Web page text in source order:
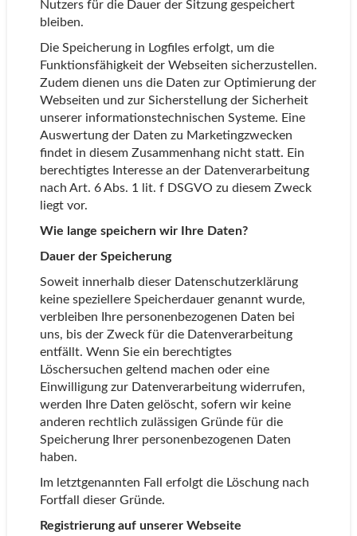
Nutzers für die Dauer der Sitzung gespeichert
bleiben.
Die Speicherung in Logfiles erfolgt, um die
Funktionsfähigkeit der Webseiten sicherzustellen.
Zudem dienen uns die Daten zur Optimierung der
Webseiten und zur Sicherstellung der Sicherheit
unserer informationstechnischen Systeme. Eine
Auswertung der Daten zu Marketingzwecken
findet in diesem Zusammenhang nicht statt. Ein
berechtigtes Interesse an der Datenverarbeitung
nach Art. 6 Abs. 1 lit. f DSGVO zu diesem Zweck
liegt vor.
Wie lange speichern wir Ihre Daten?
Dauer der Speicherung
Soweit innerhalb dieser Datenschutzerklärung
keine speziellere Speicherdauer genannt wurde,
verbleiben Ihre personenbezogenen Daten bei
uns, bis der Zweck für die Datenverarbeitung
entfällt. Wenn Sie ein berechtigtes
Löschersuchen geltend machen oder eine
Einwilligung zur Datenverarbeitung widerrufen,
werden Ihre Daten gelöscht, sofern wir keine
anderen rechtlich zulässigen Gründe für die
Speicherung Ihrer personenbezogenen Daten
haben.
Im letztgenannten Fall erfolgt die Löschung nach
Fortfall dieser Gründe.
Registrierung auf unserer Webseite